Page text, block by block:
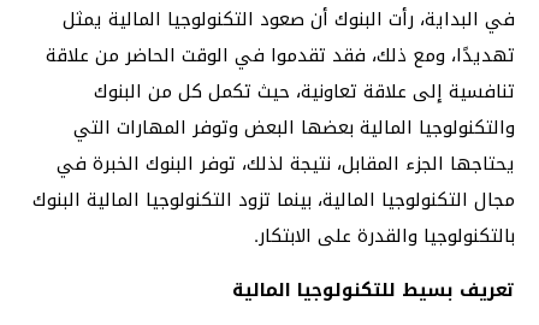
في البداية، رأت البنوك أن صعود التكنولوجيا المالية يمثل
تهديدًا، ومع ذلك، فقد تقدموا في الوقت الحاضر من علاقة
تنافسية إلى علاقة تعاونية، حيث تكمل كل من البنوك
والتكنولوجيا المالية بعضها البعض وتوفر المهارات التي
يحتاجها الجزء المقابل، نتيجة لذلك، توفر البنوك الخبرة في
مجال التكنولوجيا المالية، بينما تزود التكنولوجيا المالية البنوك
بالتكنولوجيا والقدرة على الابتكار.
تعريف بسيط للتكنولوجيا المالية